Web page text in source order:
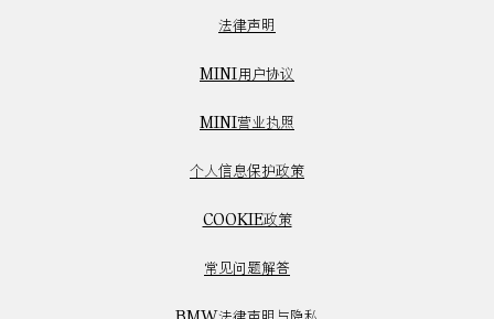
法律声明
MINI用户协议
MINI营业执照
个人信息保护政策
COOKIE政策
常见问题解答